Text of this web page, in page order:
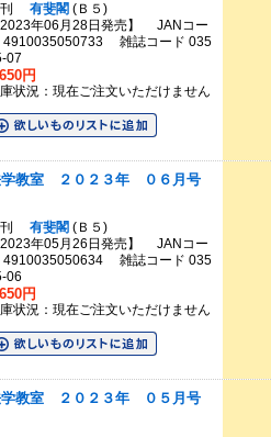
刊 有斐閣 (Ｂ５)
2023年06月28日発売】 JANコー
4910035050733 雑誌コード 035
07
円
状況：現在ご注文いただけません
学教室 ２０２３年 ０６月号
刊 有斐閣 (Ｂ５)
2023年05月26日発売】 JANコー
4910035050634 雑誌コード 035
06
円
状況：現在ご注文いただけません
学教室 ２０２３年 ０５月号